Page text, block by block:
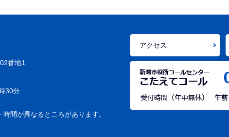
番地1
30分
間が異なるところがあります。
アクセス